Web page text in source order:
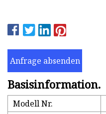
Anfrage absenden
Basisinformation.
Modell Nr.